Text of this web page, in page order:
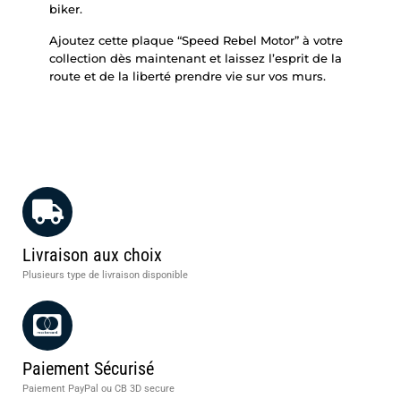
biker.
Ajoutez cette plaque “Speed Rebel Motor” à votre
collection dès maintenant et laissez l’esprit de la
route et de la liberté prendre vie sur vos murs.
Livraison aux choix
Plusieurs type de livraison disponible
Paiement Sécurisé
Paiement PayPal ou CB 3D secure